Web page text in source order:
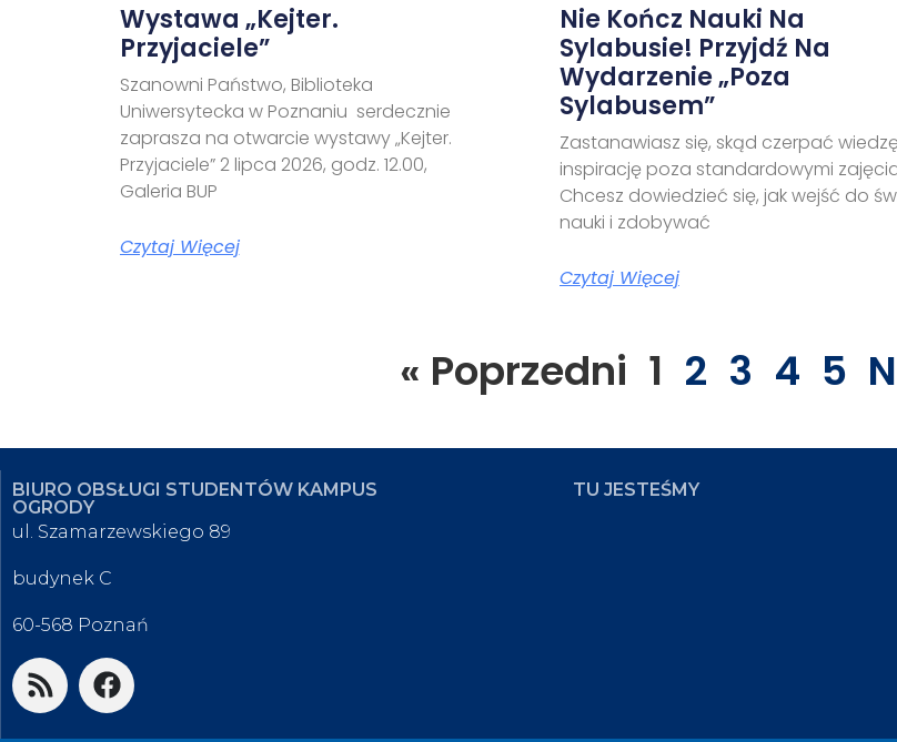
Wystawa „Kejter.
Przyjaciele”
Szanowni Państwo, Biblioteka
Uniwersytecka w Poznaniu serdecznie
zaprasza na otwarcie wystawy „Kejter.
Przyjaciele” 2 lipca 2026, godz. 12.00,
Galeria BUP
Czytaj Więcej
Nie Kończ Nauki Na
Sylabusie! Przyjdź Na
Wydarzenie „Poza
Sylabusem”
Zastanawiasz się, skąd czerpać
inspirację poza standardowymi
Chcesz dowiedzieć się, jak wejść do
nauki i zdobywać
Czytaj Więcej
« Poprzedni 1 2 3 4 5
BIURO OBSŁUGI STUDENTÓW KAMPUS
OGRODY
ul. Szamarzewskiego 89
budynek C
60-568 Poznań
TU JESTEŚMY